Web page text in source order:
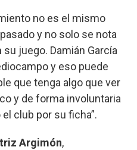
no es el mismo
y no solo se nota
juego. Damián García
y eso puede
que tenga algo que ver
y de forma involuntaria
club por su ficha”.
Argimón,